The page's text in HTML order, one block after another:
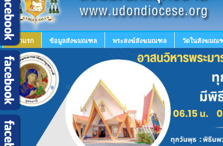
หน้าแรก ข้อมูลสังฆมณฑล พระสงฆ์สังฆมณฑล วัดในสังฆมณ